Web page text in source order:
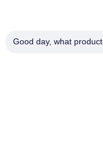
Good day, what